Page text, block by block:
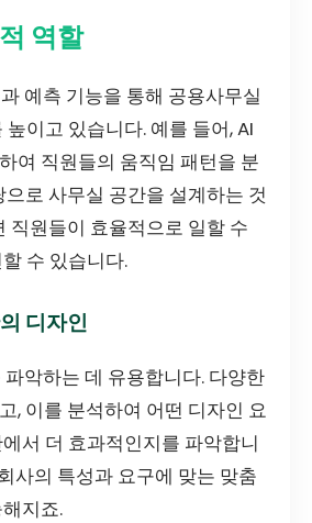
역할
예측 기능을 통해 공용사무실
이고 있습니다. 예를 들어, AI
여 직원들의 움직임 패턴을 분
로 사무실 공간을 설계하는 것
직원들이 효율적으로 일할 수
수 있습니다.
디자인
악하는 데 유용합니다. 다양한
, 이를 분석하여 어떤 디자인 요
서 더 효과적인지를 파악합니
사의 특성과 요구에 맞는 맞춤
지죠.